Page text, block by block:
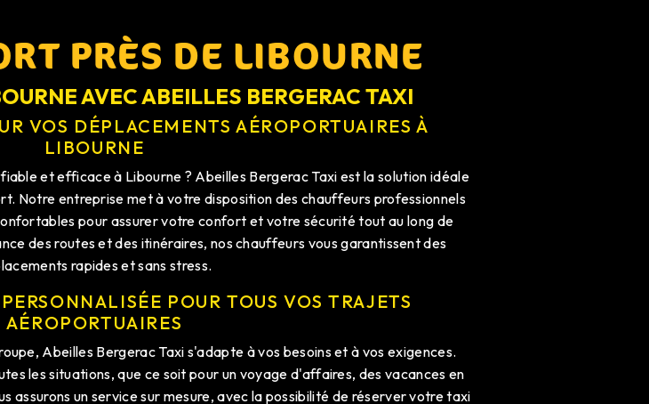
PRÈS DE LIBOURNE
AVEC ABEILLES BERGERAC TAXI
VOS DÉPLACEMENTS AÉROPORTUAIRES À
LIBOURNE
et efficace à Libourne ? Abeilles Bergerac Taxi est la solution idéale
Notre entreprise met à votre disposition des chauffeurs professionnels
pour assurer votre confort et votre sécurité tout au long de
des routes et des itinéraires, nos chauffeurs vous garantissent des
rapides et sans stress.
POUR TOUS VOS TRAJETS
AÉROPORTUAIRES
Abeilles Bergerac Taxi s'adapte à vos besoins et à vos exigences.
les situations, que ce soit pour un voyage d'affaires, des vacances en
assurons un service sur mesure, avec la possibilité de réserver votre taxi